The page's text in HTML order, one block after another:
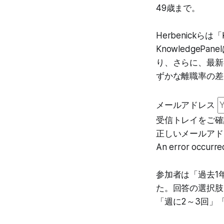
49歳まで。
Herbenickらは「
KnowledgePanel
り、さらに、最
ずかな離職率の
メールアドレス
受信トレイをご
正しいメールア
An error
参加者は「過去1
た。回答の選択
「週に2～3回」